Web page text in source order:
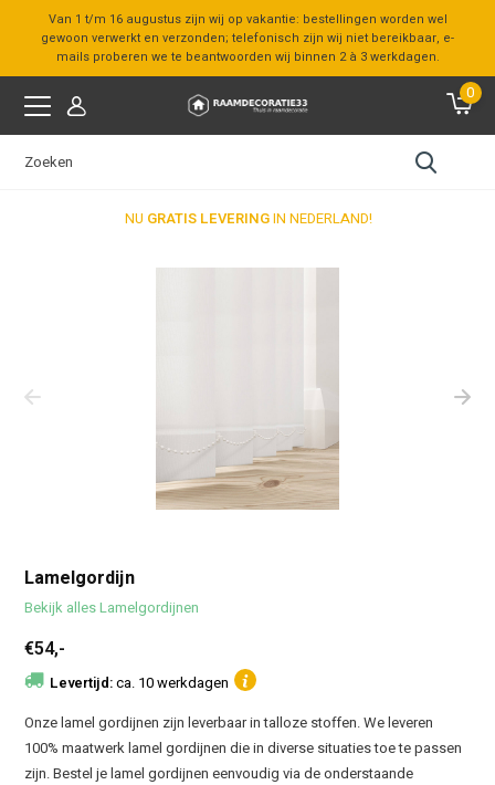
Van 1 t/m 16 augustus zijn wij op vakantie: bestellingen worden wel
gewoon verwerkt en verzonden; telefonisch zijn wij niet bereikbaar, e-
mails proberen we te beantwoorden wij binnen 2 à 3 werkdagen.
0
NU GRATIS LEVERINGIN NEDERLAND!
Lamelgordijn
Bekijk alles Lamelgordijnen
€54,-
Levertijd:ca. 10 werkdagen
Onze lamel gordijnen zijn leverbaar in talloze stoffen. We leveren
100% maatwerk lamel gordijnen die in diverse situaties toe te passen
zijn. Bestel je lamel gordijnen eenvoudig via de onderstaande